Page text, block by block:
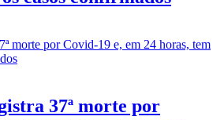
37ª morte por